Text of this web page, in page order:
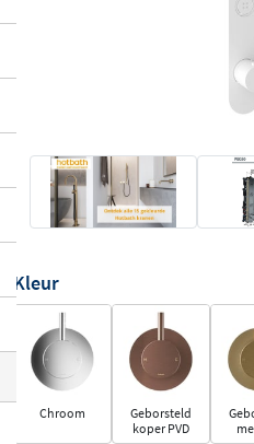
Kleur
Chroom
Geborsteld
koper PVD